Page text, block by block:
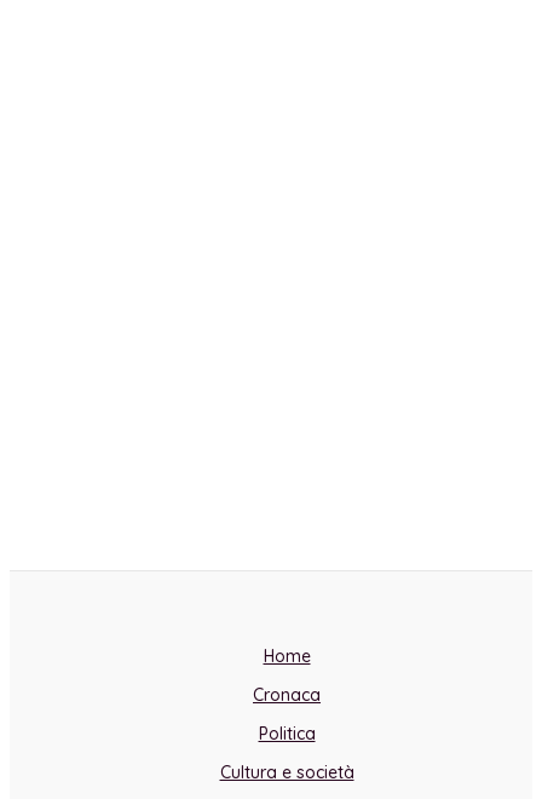
Home
Cronaca
Politica
Cultura e società